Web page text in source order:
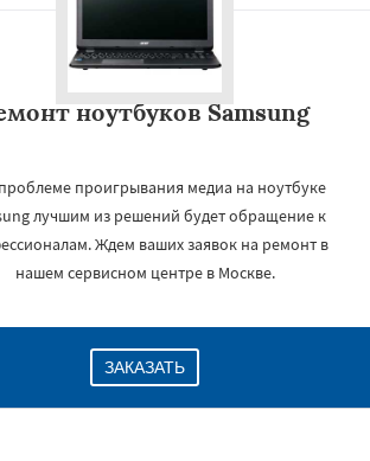
ноутбуков Samsung
проигрывания медиа на ноутбуке
лучшим из решений будет обращение к
Ждем ваших заявок на ремонт в
нашем сервисном центре в Москве.
ЗАКАЗАТЬ